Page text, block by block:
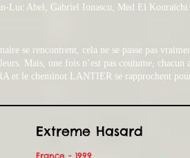
se rencontrent, cela ne se passe pas
Mais, une fois n’est pas coutume,
et le cheminot LANTIER se rapprochent
Luc Abel, Gabriel Ionascu, Med El Kouraïchi.
Extreme Hasard
France - 1999